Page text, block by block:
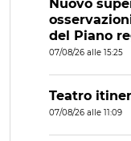
Nuovo
del Piano
07/08/26 alle 15:25
Teatro
07/08/26 alle 11:09